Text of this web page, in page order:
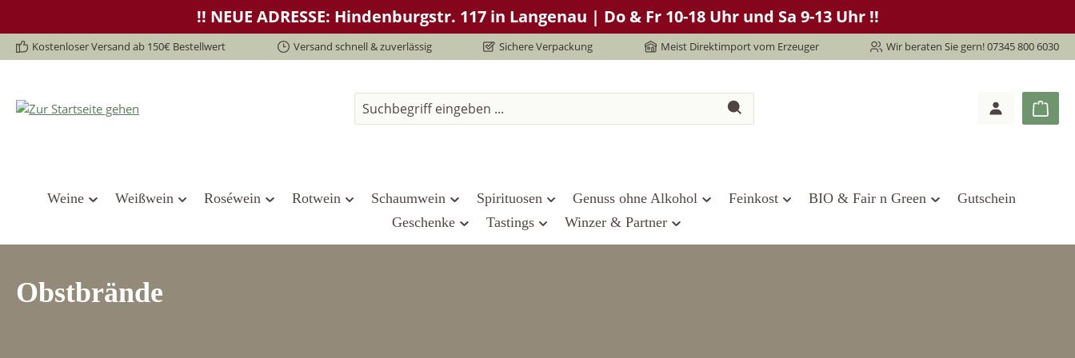
Zur Hauptnavigation springen!! NEUE ADRESSE: Hindenburgstr. 117 in Langenau | Do & Fr 10-18 Uhr und Sa 9-13 Uhr !!
Kostenloser Versand ab 150€ Bestellwert Versand schnell & zuverlässig Sichere Verpackung Meist Direktimport vom Erzeuger Wir beraten Sie gern! 07345 800 6030
Weine Weißwein Roséwein Rotwein Schaumwein Spirituosen Genuss ohne Alkohol Feinkost BIO & Fair n Green
Gutschein
Geschenke
Tastings Winzer & Partner
Obstbrände